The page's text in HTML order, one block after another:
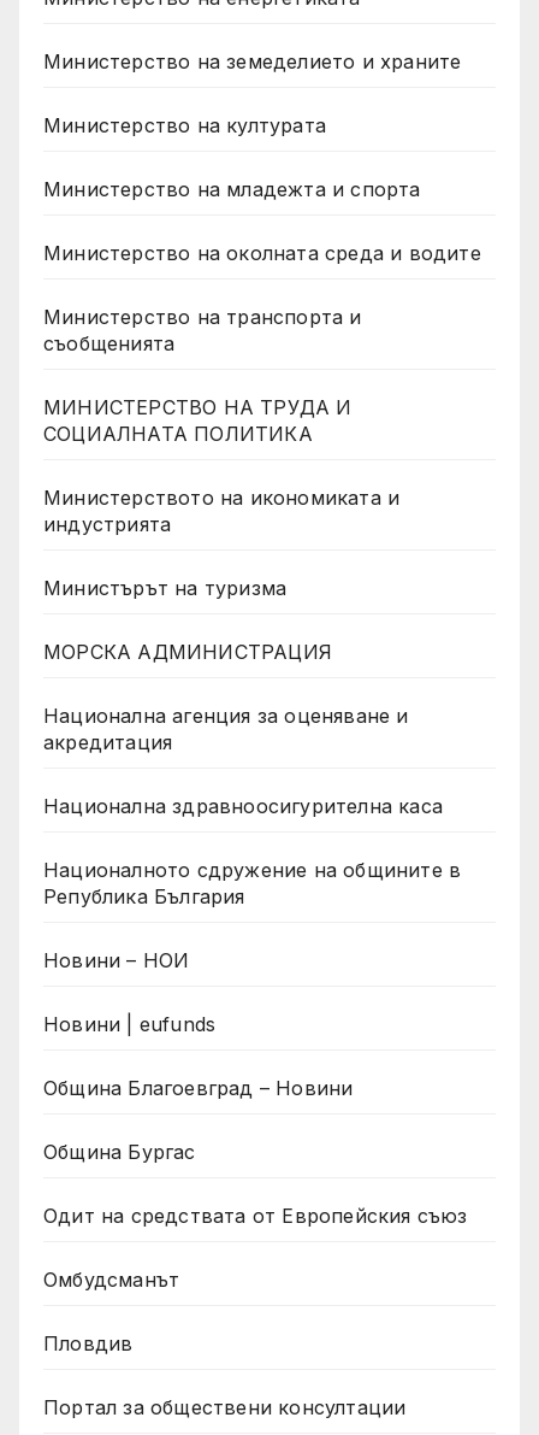
Министерство на земеделието и храните
Министерство на културата
Министерство на младежта и спорта
Министерство на околната среда и водите
Министерство на транспорта и
съобщенията
МИНИСТЕРСТВО НА ТРУДА И
СОЦИАЛНАТА ПОЛИТИКА
Министерството на икономиката и
индустрията
Министърът на туризма
МОРСКА АДМИНИСТРАЦИЯ
Национална агенция за оценяване и
акредитация
Национална здравноосигурителна каса
Националното сдружение на общините в
Република България
Новини – НОИ
Новини | eufunds
Община Благоевград – Новини
Община Бургас
Одит на средствата от Европейския съюз
Омбудсманът
Пловдив
Портал за обществени консултации